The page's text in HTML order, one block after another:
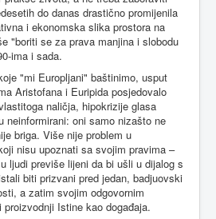
do danas drastično promijenila
i ekonomska slika prostora na
"boriti se za prava manjina i slobodu
ima i sada.
"mi Europljani" baštinimo, usput
Aristofana i Euripida posjedovalo
naličja, hipokrizije glasa
neinformirani: oni samo nizašto ne
briga. Više nije problem u
nisu upoznati sa svojim pravima –
ljudi previše lijeni da bi ušli u dijalog s
biti prizvani pred jedan, badjuovski
a zatim svojim odgovornim
Istine kao događaja.